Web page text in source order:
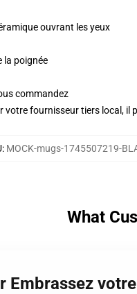
ouvrant les yeux
la poignée
commandez
fournisseur tiers local, il
: MOCK-mugs-1745507219-
What
Embrassez